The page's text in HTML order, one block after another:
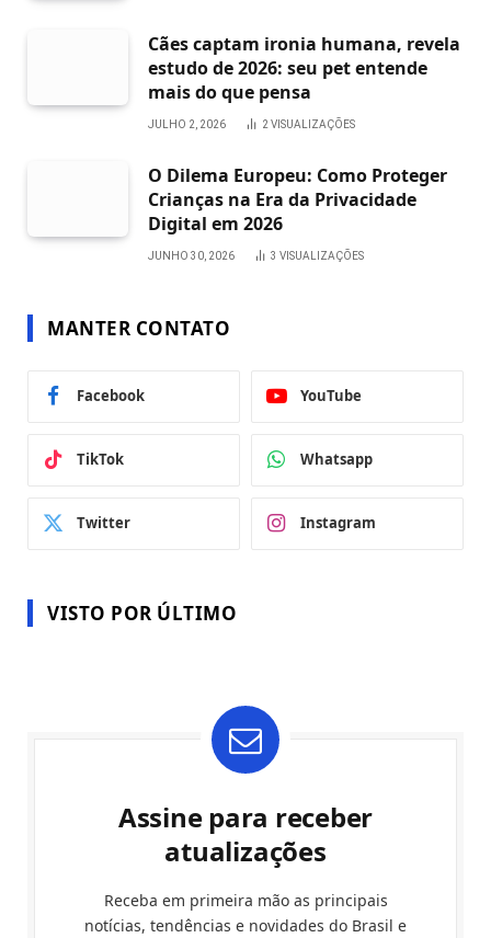
Cães captam ironia humana, revela
estudo de 2026: seu pet entende
mais do que pensa
JULHO 2, 2026 2 VISUALIZAÇÕES
O Dilema Europeu: Como Proteger
Crianças na Era da Privacidade
Digital em 2026
JUNHO 30, 2026 3 VISUALIZAÇÕES
MANTER CONTATO
Facebook YouTube
TikTok Whatsapp
Twitter Instagram
VISTO POR ÚLTIMO
Assine para receber
atualizações
Receba em primeira mão as principais
notícias, tendências e novidades do Brasil e